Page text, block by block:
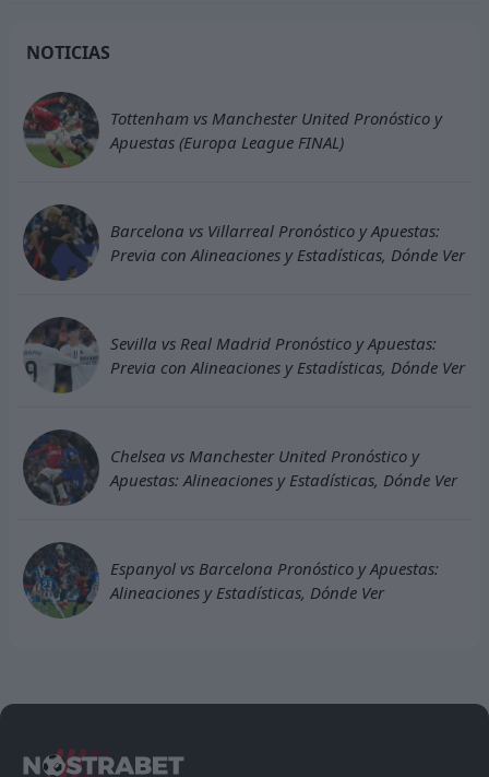
NOTICIAS
Tottenham vs Manchester United Pronóstico y
Apuestas (Europa League FINAL)
Barcelona vs Villarreal Pronóstico y Apuestas:
Previa con Alineaciones y Estadísticas, Dónde Ver
Sevilla vs Real Madrid Pronóstico y Apuestas:
Previa con Alineaciones y Estadísticas, Dónde Ver
Chelsea vs Manchester United Pronóstico y
Apuestas: Alineaciones y Estadísticas, Dónde Ver
Espanyol vs Barcelona Pronóstico y Apuestas:
Alineaciones y Estadísticas, Dónde Ver